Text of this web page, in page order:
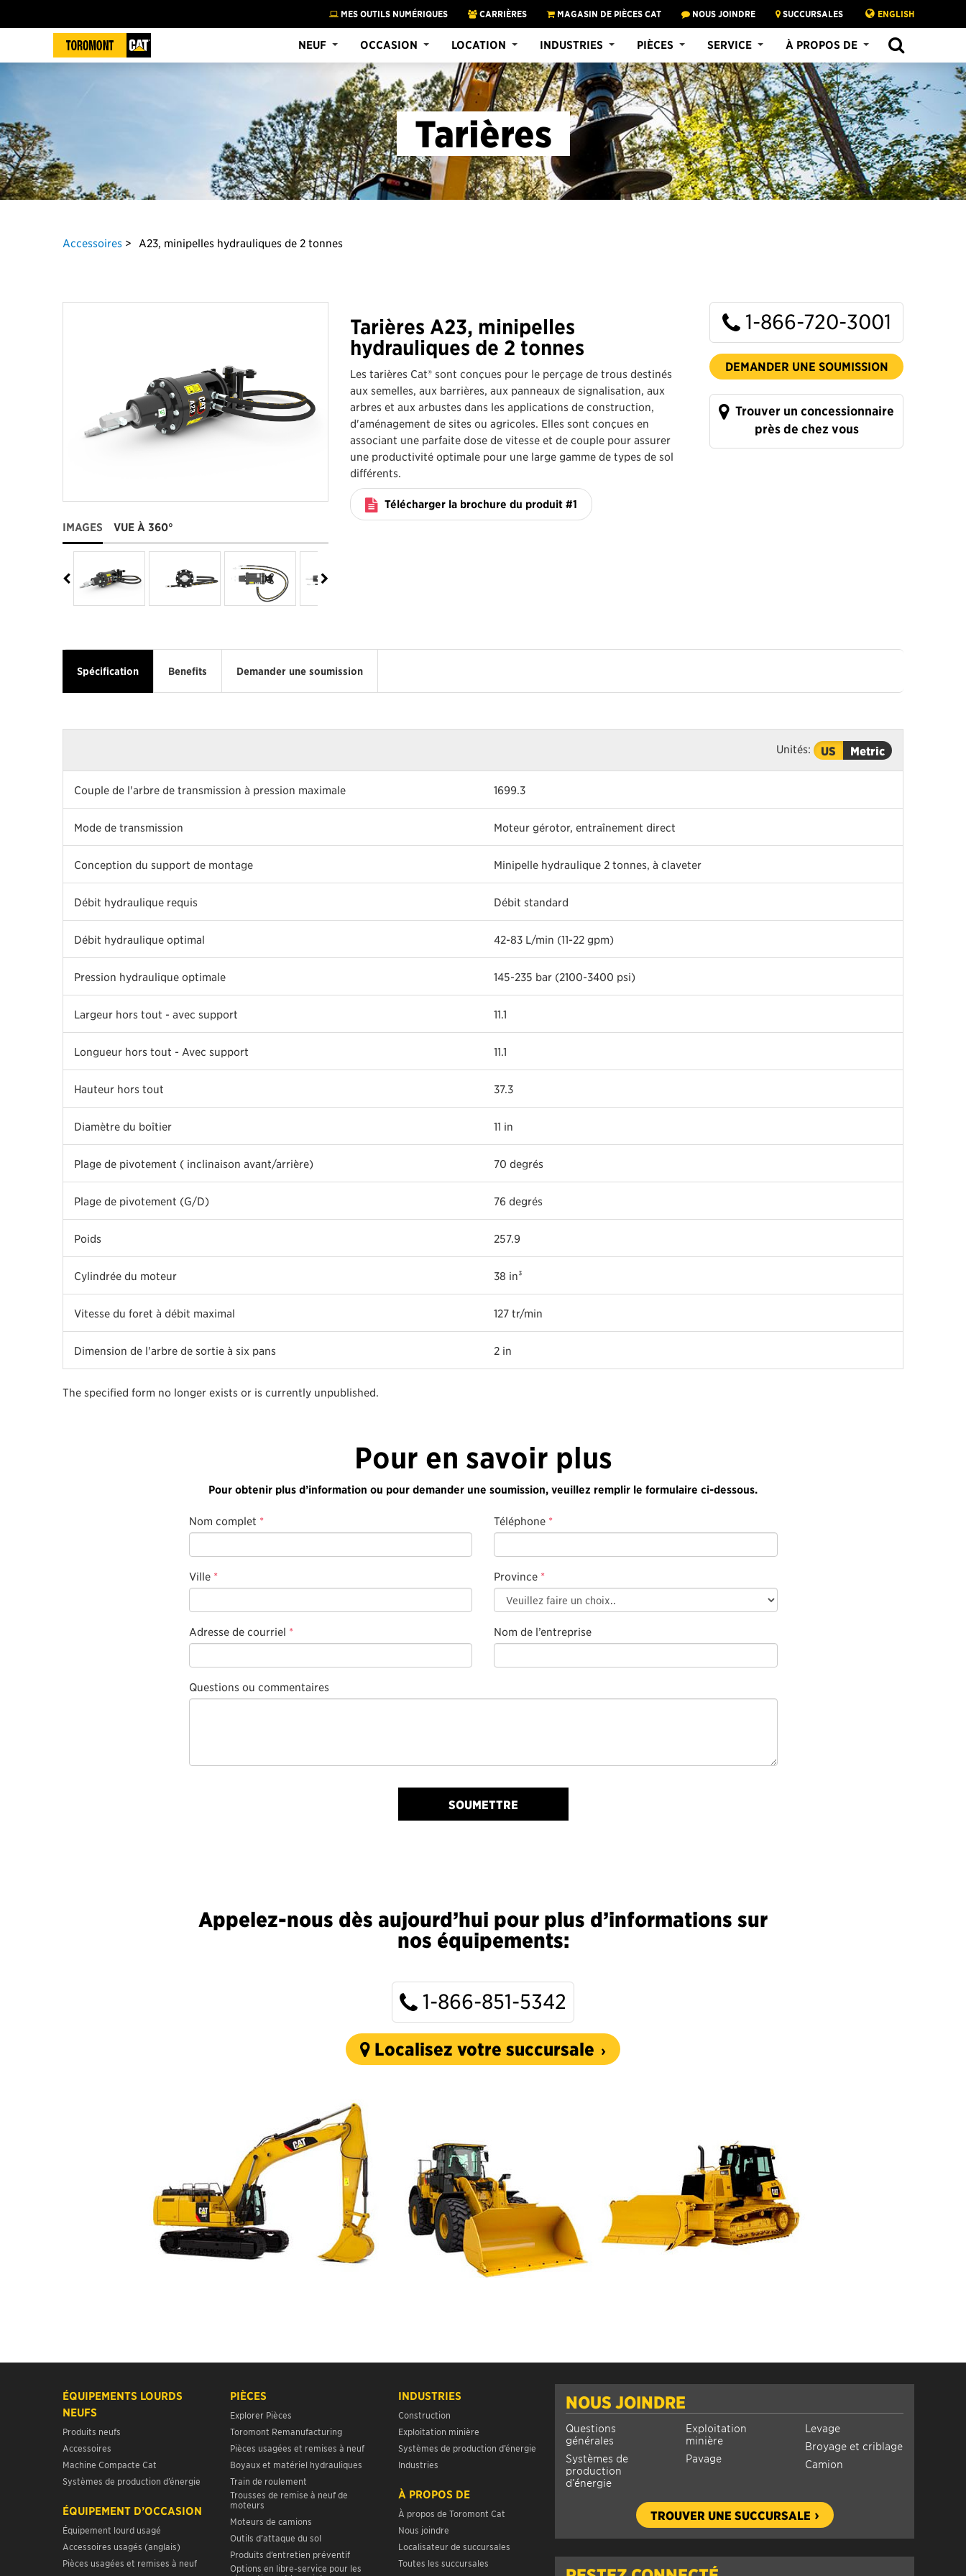
MES OUTILS NUMÉRIQUES CARRIÈRES MAGASIN DE PIÈCES CAT NOUS JOINDRE SUCCURSALES ENGLISH
NEUF OCCASION LOCATION INDUSTRIES PIÈCES SERVICE À PROPOS DE
Tarières
Accessoires A23, minipelles hydrauliques de 2 tonnes
IMAGES VUE À 360°
Tarières A23, minipelles
hydrauliques de 2 tonnes
Les tarières Cat® sont conçues pour le perçage de trous destinés
aux semelles, aux barrières, aux panneaux de signalisation, aux
arbres et aux arbustes dans les applications de construction,
d'aménagement de sites ou agricoles. Elles sont conçues en
associant une parfaite dose de vitesse et de couple pour assurer
une productivité optimale pour une large gamme de types de sol
différents.
Télécharger la brochure du produit #1
1-866-720-3001
DEMANDER UNE SOUMISSION
Trouver un concessionnaire
près de chez vous
Spécification Benefits Demander une soumission
Unités: US Metric
Couple de l'arbre de transmission à pression maximale 1699.3
Mode de transmission Moteur gérotor, entraînement direct
Conception du support de montage Minipelle hydraulique 2 tonnes, à claveter
Débit hydraulique requis Débit standard
Débit hydraulique optimal 42-83 L/min (11-22 gpm)
Pression hydraulique optimale 145-235 bar (2100-3400 psi)
Largeur hors tout - avec support 11.1
Longueur hors tout - Avec support 11.1
Hauteur hors tout 37.3
Diamètre du boîtier 11 in
Plage de pivotement ( inclinaison avant/arrière) 70 degrés
Plage de pivotement (G/D) 76 degrés
Poids 257.9
Cylindrée du moteur 38 in³
Vitesse du foret à débit maximal 127 tr/min
Dimension de l'arbre de sortie à six pans 2 in
The specified form no longer exists or is currently unpublished.
Pour en savoir plus
Pour obtenir plus d’information ou pour demander une soumission, veuillez remplir le formulaire ci-dessous.
Nom complet * Téléphone *
Ville * Province *
Adresse de courriel * Nom de l’entreprise
Questions ou commentaires
SOUMETTRE
Appelez-nous dès aujourd’hui pour plus d’informations sur
nos équipements:
1-866-851-5342
Localisez votre succursale
NOUS JOINDRE
Questions
générales
Systèmes de
production
d’énergie
Exploitation
minière
Pavage
Levage
Broyage et criblage
Camion
TROUVER UNE SUCCURSALE
ÉQUIPEMENTS LOURDS
NEUFS
Produits neufs
Accessoires
Machine Compacte Cat
Systèmes de production d’énergie
ÉQUIPEMENT D’OCCASION
Équipement lourd usagé
Accessoires usagés (anglais)
Pièces usagées et remises à neuf
PIÈCES
Explorer Pièces
Toromont Remanufacturing
Pièces usagées et remises à neuf
Boyaux et matériel hydrauliques
Train de roulement
Trousses de remise à neuf de
moteurs
Moteurs de camions
Outils d’attaque du sol
Produits d’entretien préventif
Options en libre-service pour les
INDUSTRIES
Construction
Exploitation minière
Systèmes de production d’énergie
Industries
À PROPOS DE
À propos de Toromont Cat
Nous joindre
Localisateur de succursales
Toutes les succursales